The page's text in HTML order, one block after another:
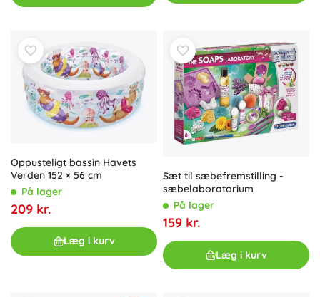
Oppusteligt bassin Havets
Verden 152 × 56 cm
På lager
209 kr.
Læg i kurv
Sæt til sæbefremstilling -
sæbelaboratorium
På lager
159 kr.
Læg i kurv